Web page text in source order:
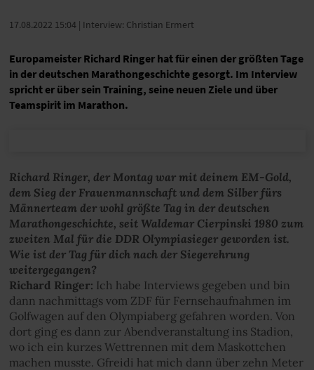
17.08.2022 15:04| Interview: Christian Ermert
Europameister Richard Ringer hat für einen der größten Tage
in der deutschen Marathongeschichte gesorgt. Im Interview
spricht er über sein Training, seine neuen Ziele und über
Teamspirit im Marathon.
Richard Ringer, der Montag war mit deinem EM-Gold,
dem Sieg der Frauenmannschaft und dem Silber fürs
Männerteam der wohl größte Tag in der deutschen
Marathongeschichte, seit Waldemar Cierpinski 1980 zum
zweiten Mal für die DDR Olympiasieger geworden ist.
Wie ist der Tag für dich nach der Siegerehrung
weitergegangen?
Richard Ringer: Ich habe Interviews gegeben und bin
dann nachmittags vom ZDF für Fernsehaufnahmen im
Golfwagen auf den Olympiaberg gefahren worden. Von
dort ging es dann zur Abendveranstaltung ins Stadion,
wo ich ein kurzes Wettrennen mit dem Maskottchen
machen musste. Gfreidi hat mich dann über zehn Meter